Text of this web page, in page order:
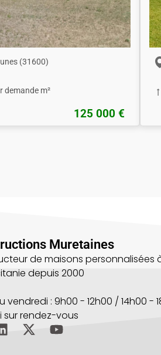
(31600)
demande m²
125 000 €
Muretaines
de maisons personnalisées
depuis 2000
vendredi : 9h00 - 12h00 / 14h00 -
sur rendez-vous